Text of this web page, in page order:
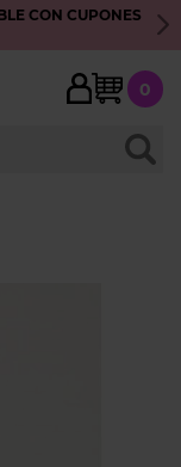
CON CUPONES
My
0